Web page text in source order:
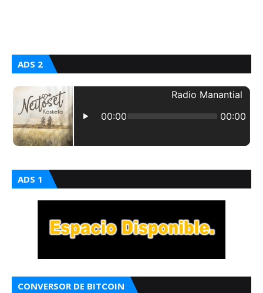
ADS 2
ADS 1
CONVERSOR DE BITCOIN